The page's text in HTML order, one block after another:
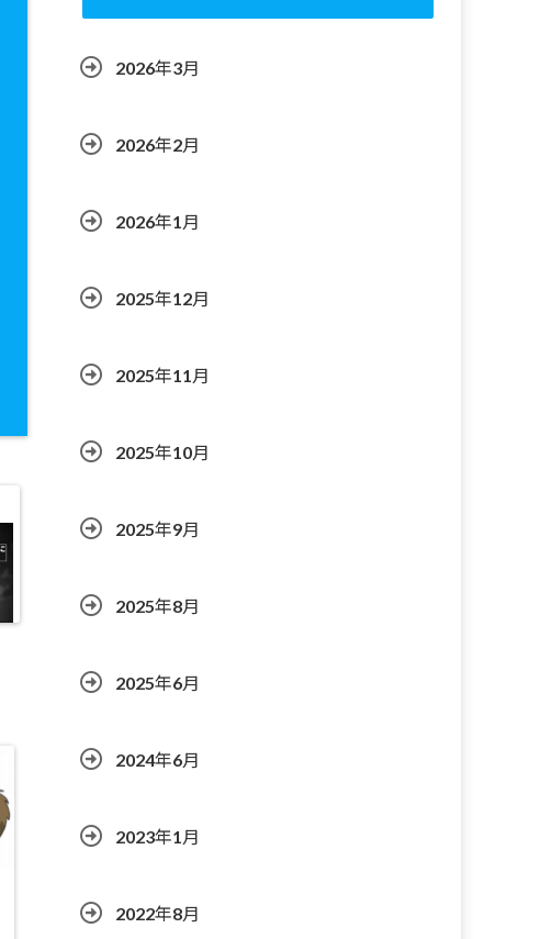
2026年3月
2026年2月
2026年1月
2025年12月
2025年11月
2025年10月
2025年9月
2025年8月
2025年6月
2024年6月
2023年1月
2022年8月